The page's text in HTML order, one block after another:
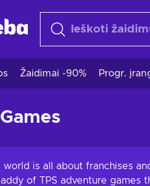
Žaidimai -90% Progr.
world is all about franchises
of TPS adventure games